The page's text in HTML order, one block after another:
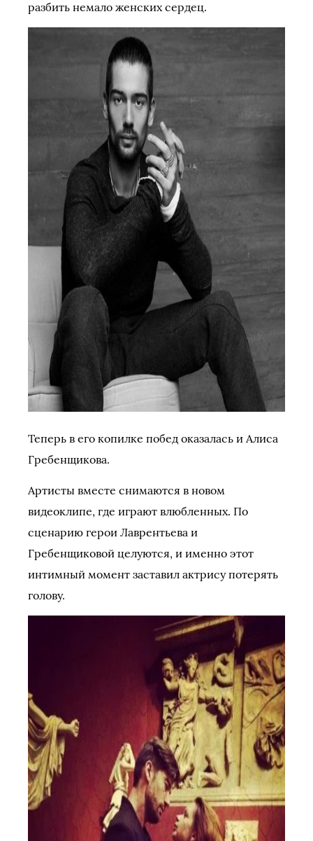
разбить немало женских сердец.
Теперь в его копилке побед оказалась и Алиса
Гребенщикова.
Артисты вместе снимаются в новом
видеоклипе, где играют влюбленных. По
сценарию герои Лаврентьева и
Гребенщиковой целуются, и именно этот
интимный момент заставил актрису потерять
голову.